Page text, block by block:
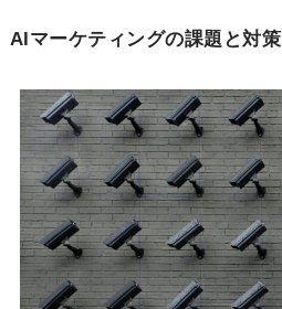
AIマーケティングの課題と対策